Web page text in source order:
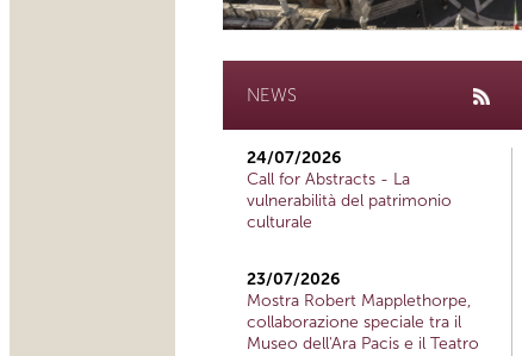
NEWS
24/07/2026
Call for Abstracts - La
vulnerabilità del patrimonio
culturale
23/07/2026
Mostra Robert Mapplethorpe,
collaborazione speciale tra il
Museo dell'Ara Pacis e il Teatro